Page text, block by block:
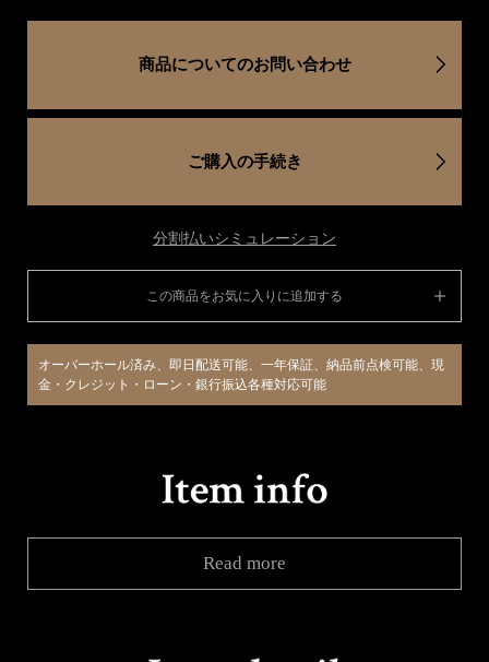
商品についてのお問い合わせ
ご購入の手続き
分割払いシミュレーション
この商品をお気に入りに追加する
オーバーホール済み、即日配送可能、一年保証、納品前点検可能、現
金・クレジット・ローン・銀行振込各種対応可能
Read more